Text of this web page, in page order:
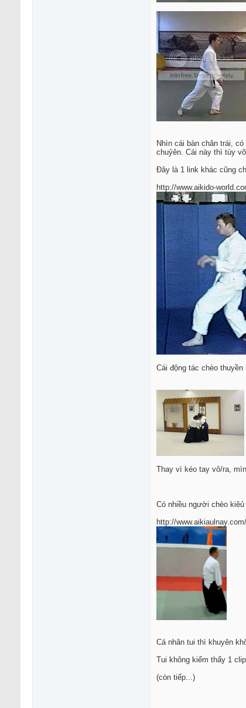
Nhìn cái bàn chân trái,
chuỷên. Cái này thì tùy
Đây là 1 link khác cũng
http://www.aikido-
Cái động tác chèo
Thay vì kéo tay vô/ra,
Có nhiều người chèo
http://
Cá nhân tui thì khuyên
Tui không kiếm thấy 1
(còn tiếp...)